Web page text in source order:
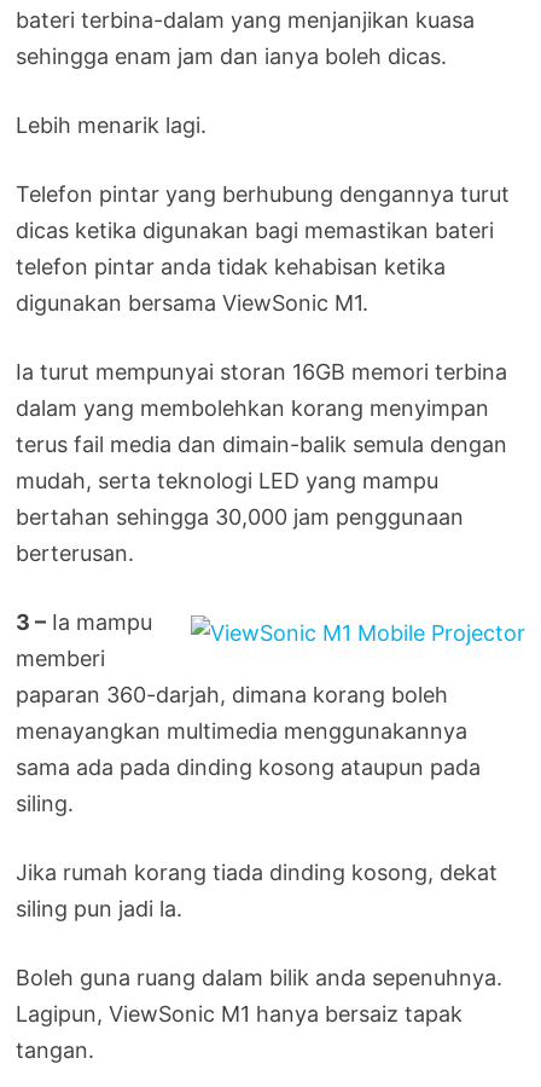
bateri terbina-dalam yang menjanjikan kuasa
sehingga enam jam dan ianya boleh dicas.
Lebih menarik lagi.
Telefon pintar yang berhubung dengannya turut
dicas ketika digunakan bagi memastikan bateri
telefon pintar anda tidak kehabisan ketika
digunakan bersama ViewSonic M1.
Ia turut mempunyai storan 16GB memori terbina
dalam yang membolehkan korang menyimpan
terus fail media dan dimain-balik semula dengan
mudah, serta teknologi LED yang mampu
bertahan sehingga 30,000 jam penggunaan
berterusan.
3 – Ia mampu
memberi
paparan 360-darjah, dimana korang boleh
menayangkan multimedia menggunakannya
sama ada pada dinding kosong ataupun pada
siling.
Jika rumah korang tiada dinding kosong, dekat
siling pun jadi la.
Boleh guna ruang dalam bilik anda sepenuhnya.
Lagipun, ViewSonic M1 hanya bersaiz tapak
tangan.